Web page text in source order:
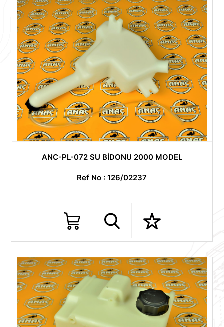
ANC-PL-072 SU BİDONU 2000 MODEL
Ref No : 126/02237